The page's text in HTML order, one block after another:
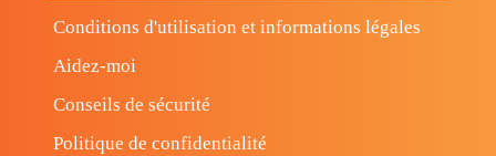
Conditions d'utilisation et informations légales
Aidez-moi
Conseils de sécurité
Politique de confidentialité